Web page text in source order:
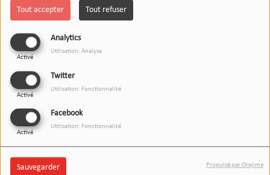
Tout accepter Tout refuser
Analytics
Activé
Utilisation: Analyse
Twitter
Activé
Utilisation: Fonctionnalité
Facebook
Activé
Utilisation: Fonctionnalité
Sauvegarder Propulsé par Orejime
Ils nous font confiance !